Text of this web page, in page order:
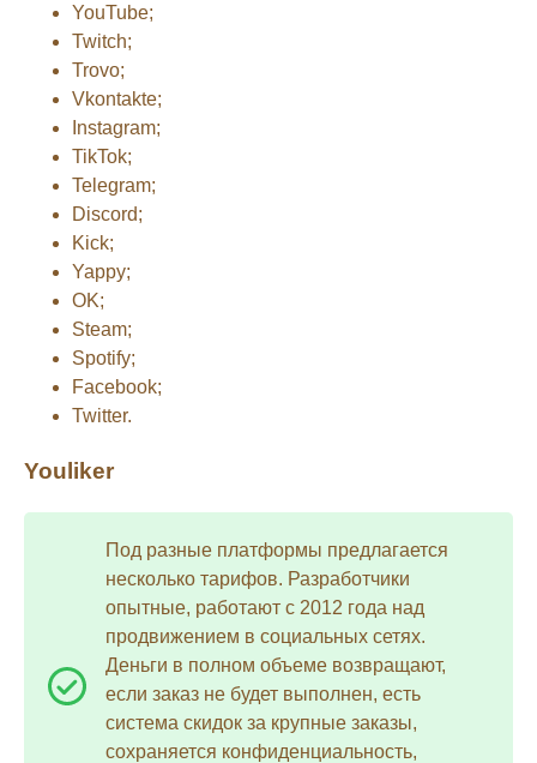
YouTube;
Twitch;
Trovo;
Vkontakte;
Instagram;
TikTok;
Telegram;
Discord;
Kick;
Yappy;
OK;
Steam;
Spotify;
Facebook;
Twitter.
Youliker
Под разные платформы предлагается
несколько тарифов. Разработчики
опытные, работают с 2012 года над
продвижением в социальных сетях.
Деньги в полном объеме возвращают,
если заказ не будет выполнен, есть
система скидок за крупные заказы,
сохраняется конфиденциальность,